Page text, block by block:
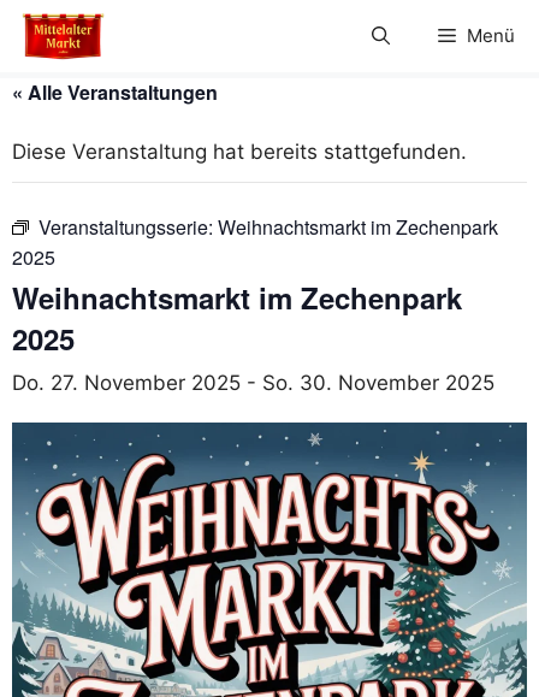
Zum
Inhalt
Menü
« Alle Veranstaltungen
Diese Veranstaltung hat bereits stattgefunden.
Veranstaltungsserie: Weihnachtsmarkt im Zechenpark
2025
Weihnachtsmarkt im Zechenpark
2025
Do. 27. November 2025 - So. 30. November 2025